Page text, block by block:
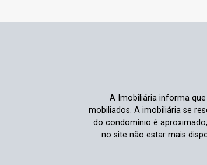
A Imobiliária informa
mobiliados. A imobiliária se
do condomínio é
no site não estar mais